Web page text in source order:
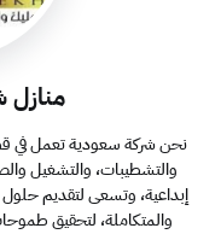
نحن شركة سعودية تعمل في
والتشطيبات، والتشغيل
إبداعية، وتسعى لتقديم حلول
والمتكاملة، لتحقيق